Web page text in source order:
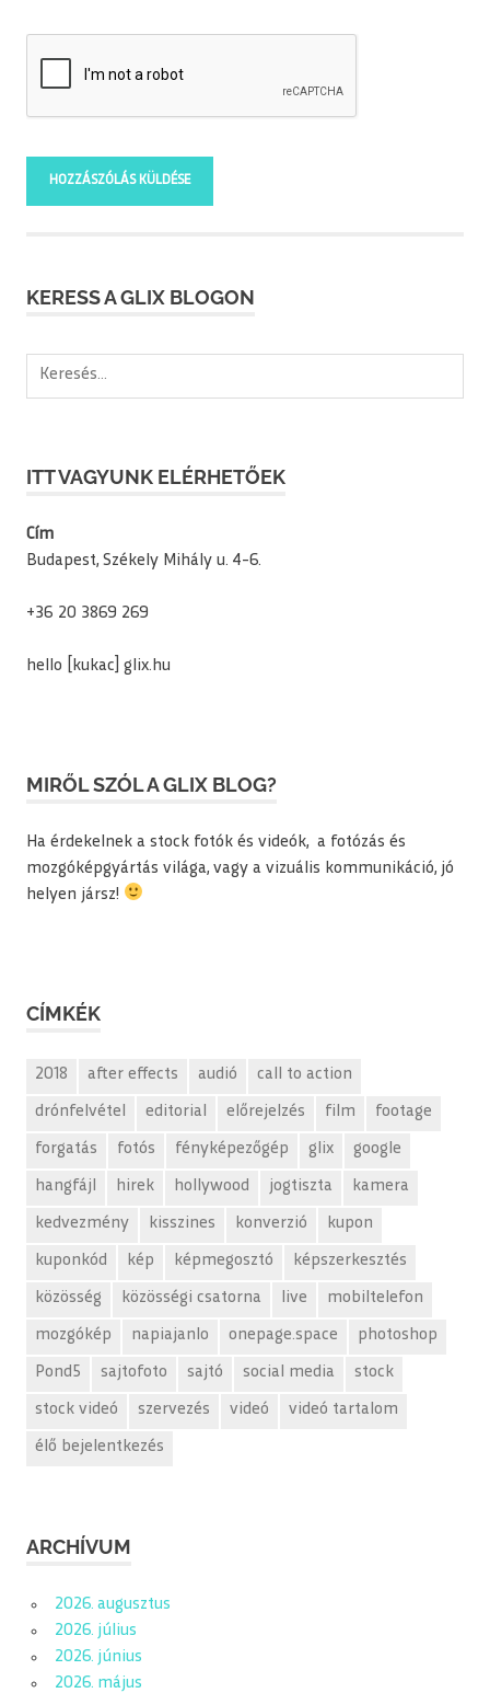
KERESS A GLIX BLOGON
Keresés:
ITT VAGYUNK ELÉRHETŐEK
Cím
Budapest, Székely Mihály u. 4-6.
+36 20 3869 269
hello [kukac] glix.hu
MIRŐL SZÓL A GLIX BLOG?
Ha érdekelnek a stock fotók és videók, a fotózás és
mozgóképgyártás világa, vagy a vizuális kommunikáció, jó
helyen jársz!
CÍMKÉK
2018 after effects audió call to action
drónfelvétel editorial előrejelzés film footage
forgatás fotós fényképezőgép glix google
hangfájl hirek hollywood jogtiszta kamera
kedvezmény kisszines konverzió kupon
kuponkód kép képmegosztó képszerkesztés
közösség közösségi csatorna live mobiltelefon
mozgókép napiajanlo onepage.space photoshop
Pond5 sajtofoto sajtó social media stock
stock videó szervezés videó videó tartalom
élő bejelentkezés
ARCHÍVUM
2026. augusztus
2026. július
2026. június
2026. május